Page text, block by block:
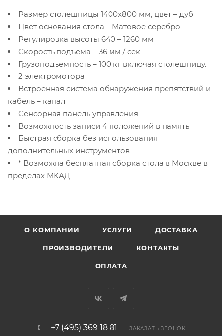
Размер столешницы 1400x800 мм, цвет – дуб
Цвет основания стола – Матовое серебро
Регулировка высоты 640 – 1260 мм
Скорость подъема – 36 мм / сек
Грузоподъемность – 100 кг включая столешницу.
2 электромотора
Встроенная система обнаружения препятствий и
кабель – канал
Сенсорная панель управления
Возможность записи 4 положений в память
Быстрая сборка без использования
дополнительных инструментов
* Возможна бесплатная сборка стола в Москве в
пределах МКАД
О КОМПАНИИ УСЛУГИ ДОСТАВКА
ПРОИЗВОДИТЕЛИ КОНТАКТЫ
ОПЛАТА
+7 (495) 369 18 81 ЗАКАЗАТЬ ЗВОНОК